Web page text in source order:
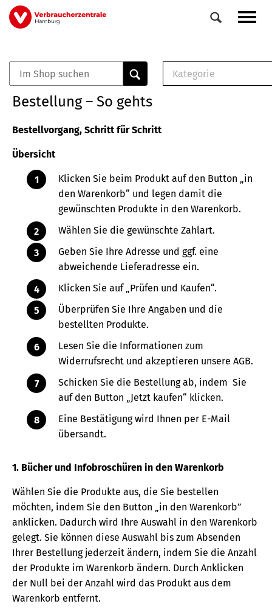
Direkt
zum
Veranstaltungen
0
Elemente
Kategorie
Buch
Bestellung – So gehts
Bestellvorgang, Schritt für Schritt
Übersicht
Klicken Sie beim Produkt auf den Button „in
den Warenkorb“ und legen damit die
gewünschten Produkte in den Warenkorb.
Wählen Sie die gewünschte Zahlart.
Geben Sie Ihre Adresse und ggf. eine
abweichende Lieferadresse ein.
Klicken Sie auf „Prüfen und Kaufen“.
Überprüfen Sie Ihre Angaben und die
bestellten Produkte.
Lesen Sie die Informationen zum
Widerrufsrecht und akzeptieren unsere AGB.
Schicken Sie die Bestellung ab, indem Sie
auf den Button „Jetzt kaufen“ klicken.
Eine Bestätigung wird Ihnen per E-Mail
übersandt.
1. Bücher und Infobroschüren in den Warenkorb
Wählen Sie die Produkte aus, die Sie bestellen
möchten, indem Sie den Button „in den Warenkorb”
anklicken. Dadurch wird Ihre Auswahl in den Warenkorb
gelegt. Sie können diese Auswahl bis zum Absenden
Ihrer Bestellung jederzeit ändern, indem Sie die Anzahl
der Produkte im Warenkorb ändern. Durch Anklicken
der Null bei der Anzahl wird das Produkt aus dem
Warenkorb entfernt.